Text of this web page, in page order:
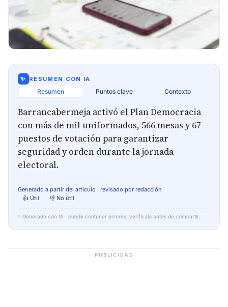
✨ RESUMEN CON IA
Resumen Puntos clave Contexto
Barrancabermeja activó el Plan Democracia
con más de mil uniformados, 566 mesas y 67
puestos de votación para garantizar
seguridad y orden durante la jornada
electoral.
Generado a partir del artículo · revisado por redacción
👍 Útil
👎 No útil
✨ Generado con IA · puede contener errores, verifícalo antes de compartir.
PUBLICIDAD